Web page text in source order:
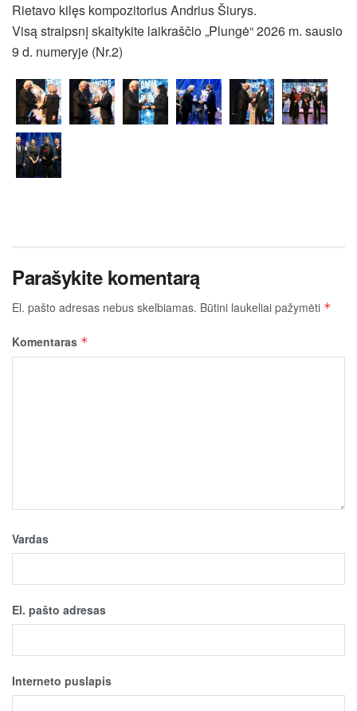
Rietavo kilęs kompozitorius Andrius Šiurys.
Visą straipsnį skaitykite laikraščio „Plungė“ 2026 m. sausio
9 d. numeryje (Nr.2)
Parašykite komentarą
El. pašto adresas nebus skelbiamas. Būtini laukeliai pažymėti *
Komentaras *
Vardas
El. pašto adresas
Interneto puslapis